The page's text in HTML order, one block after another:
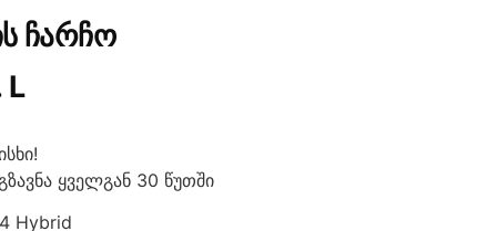
ᲩᲐᲠᲩᲝ
L
ყველგან 30 წუთში
Hybrid